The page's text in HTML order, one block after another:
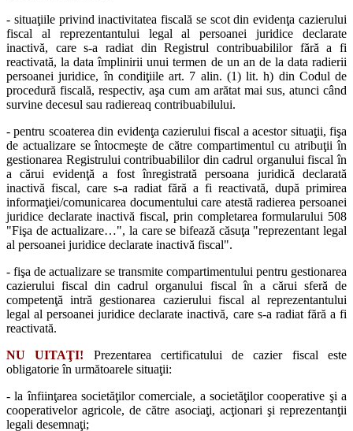
- situaţiile privind inactivitatea fiscală se scot din evidenţa cazierului
fiscal al reprezentantului legal al persoanei juridice declarate
inactivă, care s-a radiat din Registrul contribuabililor fără a fi
reactivată, la data împlinirii unui termen de un an de la data radierii
persoanei juridice, în condiţiile art. 7 alin. (1) lit. h) din Codul de
procedură fiscală, respectiv, aşa cum am arătat mai sus, atunci când
survine decesul sau radiereaq contribuabilului.
- pentru scoaterea din evidenţa cazierului fiscal a acestor situaţii, fişa
de actualizare se întocmeşte de către compartimentul cu atribuţii în
gestionarea Registrului contribuabililor din cadrul organului fiscal în
a cărui evidenţă a fost înregistrată persoana juridică declarată
inactivă fiscal, care s-a radiat fără a fi reactivată, după primirea
informaţiei/comunicarea documentului care atestă radierea persoanei
juridice declarate inactivă fiscal, prin completarea formularului 508
"Fişa de actualizare…", la care se bifează căsuţa "reprezentant legal
al persoanei juridice declarate inactivă fiscal".
- fişa de actualizare se transmite compartimentului pentru gestionarea
cazierului fiscal din cadrul organului fiscal în a cărui sferă de
competenţă intră gestionarea cazierului fiscal al reprezentantului
legal al persoanei juridice declarate inactivă, care s-a radiat fără a fi
reactivată.
NU UITAŢI!
Prezentarea certificatului de cazier fiscal este
obligatorie în următoarele situaţii:
- la înfiinţarea societăţilor comerciale, a societăţilor cooperative şi a
cooperativelor agricole, de către asociaţi, acţionari şi reprezentanţii
legali desemnaţi;